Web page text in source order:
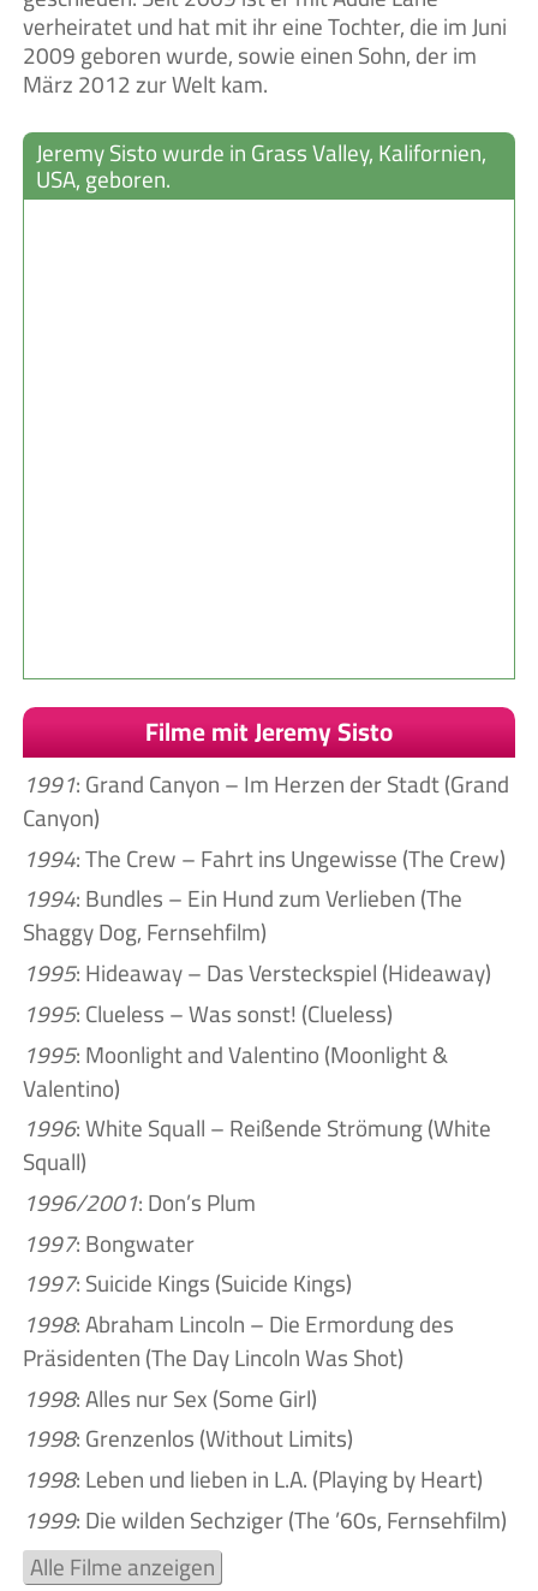
verheiratet und hat mit ihr eine Tochter, die im Juni
2009 geboren wurde, sowie einen Sohn, der im
März 2012 zur Welt kam.
Jeremy Sisto wurde in Grass Valley, Kalifornien,
USA, geboren.
Filme mit Jeremy Sisto
1991: Grand Canyon – Im Herzen der Stadt (Grand
Canyon)
1994: The Crew – Fahrt ins Ungewisse (The Crew)
1994: Bundles – Ein Hund zum Verlieben (The
Shaggy Dog, Fernsehfilm)
1995: Hideaway – Das Versteckspiel (Hideaway)
1995: Clueless – Was sonst! (Clueless)
1995: Moonlight and Valentino (Moonlight &
Valentino)
1996: White Squall – Reißende Strömung (White
Squall)
1996/2001: Don’s Plum
1997: Bongwater
1997: Suicide Kings (Suicide Kings)
1998: Abraham Lincoln – Die Ermordung des
Präsidenten (The Day Lincoln Was Shot)
1998: Alles nur Sex (Some Girl)
1998: Grenzenlos (Without Limits)
1998: Leben und lieben in L.A. (Playing by Heart)
1999: Die wilden Sechziger (The ’60s, Fernsehfilm)
Alle Filme anzeigen